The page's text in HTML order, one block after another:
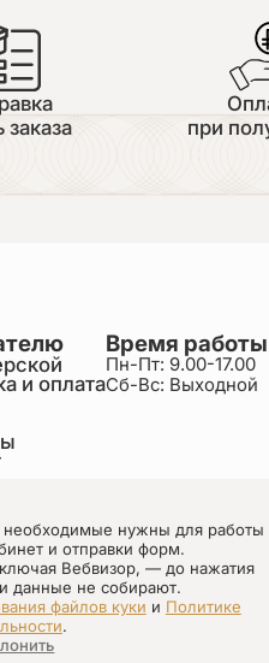
заказа
при
и оплата
Время работы
Пн-Пт: 9.00-17.00
Сб-Вс: Выходной
нужны для работы
и отправки форм.
Вебвизор, — до нажатия
данные не собирают.
файлов куки и Политике
.